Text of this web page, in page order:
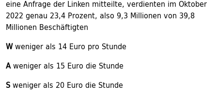
eine Anfrage der Linken mitteilte, verdienten im Oktober
2022 genau 23,4 Prozent, also 9,3 Millionen von 39,8
Millionen Beschäftigten
Wweniger als 14 Euro pro Stunde
Aweniger als 15 Euro die Stunde
Sweniger als 20 Euro die Stunde